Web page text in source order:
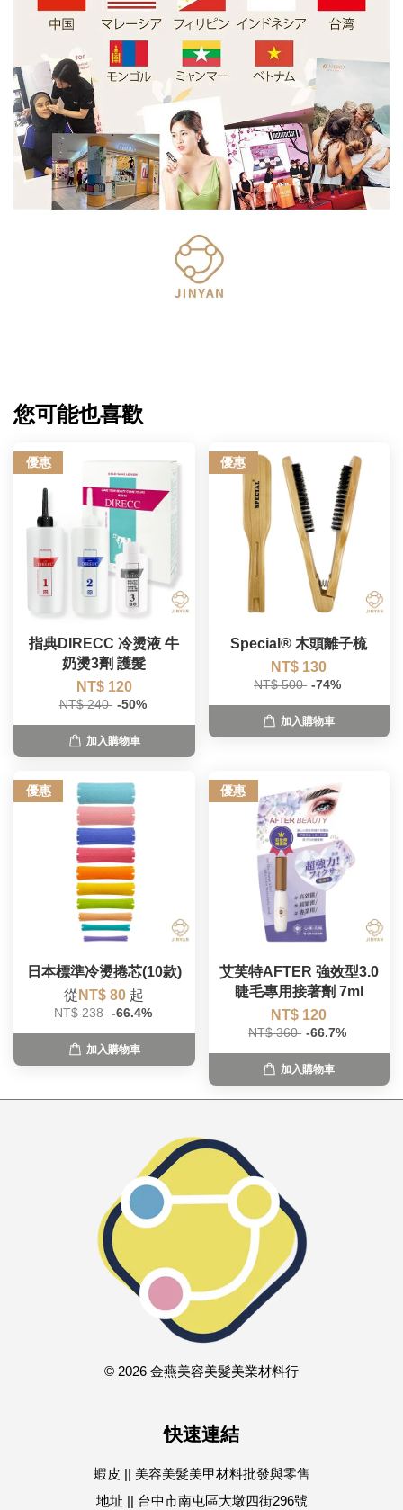
您可能也喜歡
優惠
指典DIRECC 冷燙液 牛
奶燙3劑 護髮
NT$ 120
NT$ 240 -50%
加入購物車
優惠
Special® 木頭離子梳
NT$ 130
NT$ 500 -74%
加入購物車
優惠
日本標準冷燙捲芯(10款)
從 NT$ 80 起
NT$ 238 -66.4%
加入購物車
優惠
艾芙特AFTER 強效型3.0
睫毛專用接著劑 7ml
NT$ 120
NT$ 360 -66.7%
加入購物車
© 2026 金燕美容美髮美業材料行
快速連結
蝦皮 || 美容美髮美甲材料批發與零售
地址 || 台中市南屯區大墩四街296號